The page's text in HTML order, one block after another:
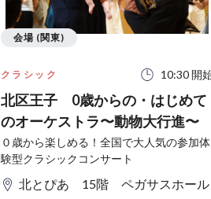
クラシック 10:30 開
北区王子 0歳からの・はじめて
のオーケストラ〜動物大行進〜
０歳から楽しめる！全国で大人気の参加体
験型クラシックコンサート
北とぴあ 15階 ペガサスホール
会場 (関東)